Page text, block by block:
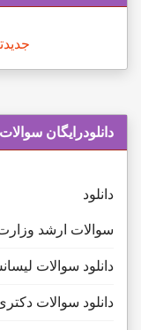
دانلودرایگان سوالات
دانلود
سوالات ارشد
دانلود سوالات
دانلود سوالات